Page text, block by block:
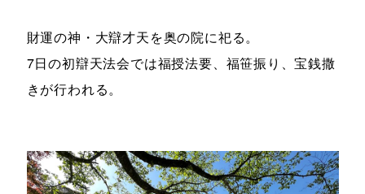
財運の神・大辯才天を奥の院に祀る。
7日の初辯天法会では福授法要、福笹振り、宝銭撒
きが行われる。